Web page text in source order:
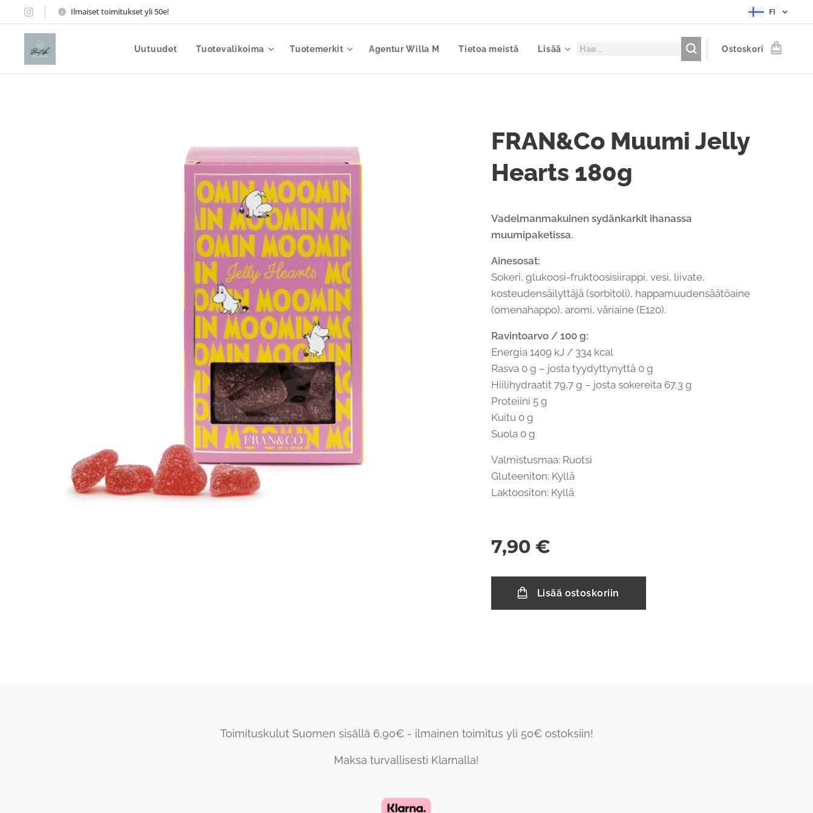
Ilmaiset toimitukset yli 50e! FI
Uutuudet Tuotevalikoima Tuotemerkit Agentur Willa M Tietoa meistä Lisää Ostoskori
FRAN&Co Muumi Jelly
Hearts 180g
Vadelmanmakuinen sydänkarkit ihanassa
muumipaketissa.
Ainesosat:
Sokeri, glukoosi-fruktoosisiirappi, vesi, liivate,
kosteudensäilyttäjä (sorbitoli), happamuudensäätöaine
(omenahappo), aromi, väriaine (E120).
Ravintoarvo / 100 g:
Energia 1409 kJ / 334 kcal
Rasva 0 g – josta tyydyttynyttä 0 g
Hiilihydraatit 79,7 g – josta sokereita 67,3 g
Proteiini 5 g
Kuitu 0 g
Suola 0 g
Valmistusmaa: Ruotsi
Gluteeniton: Kyllä
Laktoositon: Kyllä
7,90 €
Lisää ostoskoriin
Toimituskulut Suomen sisällä 6,90€ - ilmainen toimitus yli 50€ ostoksiin!
Maksa turvallisesti Klarnalla!